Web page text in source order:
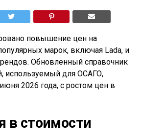
повышение цен на
марок, включая Lada, и
Обновленный справочник
используемый для ОСАГО,
2026 года, с ростом цен в
в стоимости